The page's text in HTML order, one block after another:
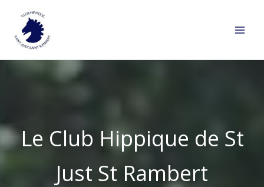
contenu
Le Club Hippique de St
Just St Rambert